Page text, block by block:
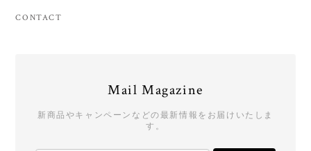
CONTACT
Mail Magazine
新商品やキャンペーンなどの最新情報をお届けいたしま
す。